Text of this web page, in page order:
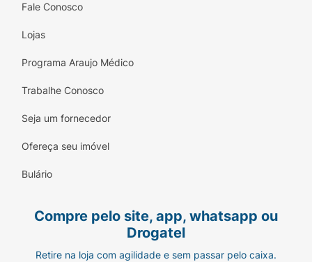
Fale Conosco
Lojas
Programa Araujo Médico
Trabalhe Conosco
Seja um fornecedor
Ofereça seu imóvel
Bulário
Compre pelo site, app, whatsapp ou
Drogatel
Retire na loja com agilidade e sem passar pelo caixa.